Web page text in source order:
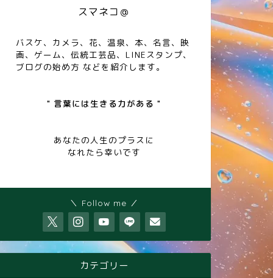
スマネコ＠
バスケ、カメラ、花、温泉、本、名言、映
画、ゲーム、伝統工芸品、LINEスタンプ、
ブログの始め方 などを紹介します。
" 言葉には生きる力がある "
あなたの人生のプラスに
なれたら幸いです
＼ Follow me ／
カテゴリー